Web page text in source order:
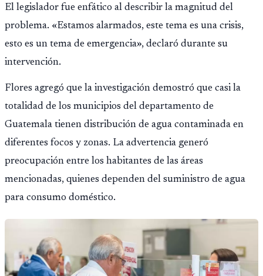
El legislador fue enfático al describir la magnitud del
problema. «Estamos alarmados, este tema es una crisis,
esto es un tema de emergencia», declaró durante su
intervención.
Flores agregó que la investigación demostró que casi la
totalidad de los municipios del departamento de
Guatemala tienen distribución de agua contaminada en
diferentes focos y zonas. La advertencia generó
preocupación entre los habitantes de las áreas
mencionadas, quienes dependen del suministro de agua
para consumo doméstico.